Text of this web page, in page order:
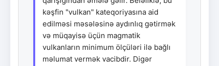
kəşfin "vulkan" kateqoriyasına aid
edilməsi məsələsinə aydınlıq gətirmək
və müqayisə üçün magmatik
vulkanların minimum ölçüləri ilə bağlı
məlumat vermək vacibdir. Digər